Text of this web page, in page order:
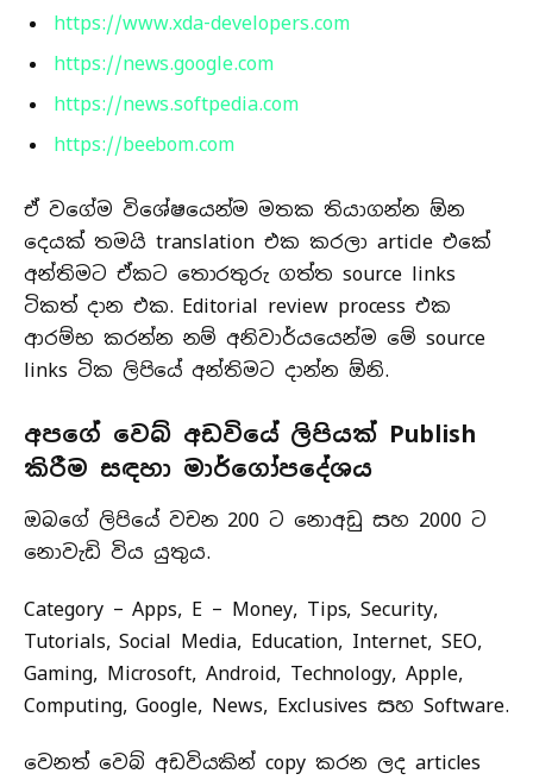
https://www.xda-developers.com
https://news.google.com
https://news.softpedia.com
https://beebom.com
ඒ වගේම විශේෂයෙන්ම මතක තියාගන්න ඕන
දෙයක් තමයි translation එක කරලා article එකේ
අන්තිමට ඒකට තොරතුරු ගත්ත source links
ටිකත් දාන එක. Editorial review process එක
ආරම්භ කරන්න නම් අනිවාර්යයෙන්ම මේ source
links ටික ලිපියේ අන්තිමට දාන්න ඕනි.
අපගේ වෙබ් අඩවියේ ලිපියක් Publish
කිරීම සඳහා මාර්ගෝපදේශය
ඔබගේ ලිපියේ වචන 200 ට නොඅඩු සහ 2000 ට
නොවැඩි විය යුතුය.
Category – Apps, E – Money, Tips, Security,
Tutorials, Social Media, Education, Internet, SEO,
Gaming, Microsoft, Android, Technology, Apple,
Computing, Google, News, Exclusives සහ Software.
වෙනත් වෙබ් අඩවියකින් copy කරන ලද articles